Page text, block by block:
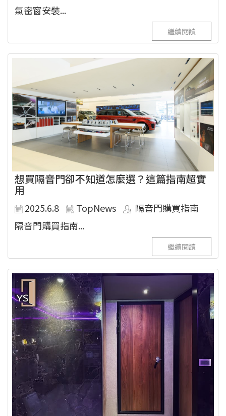
氣密窗安裝...
繼續閱讀
想買隔音門卻不知道怎麼選？這篇指南超實
用
2025.6.8 TopNews
隔音門購買指南
隔音門購買指南...
繼續閱讀